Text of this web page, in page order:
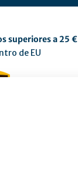
superiores a 25 €
de EU